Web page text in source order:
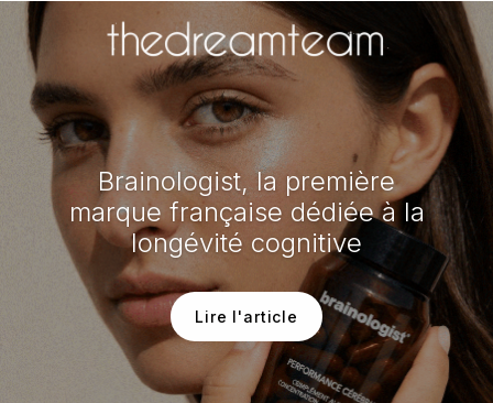
Brainologist, la première
marque française dédiée à la
longévité cognitive
Lire l'article